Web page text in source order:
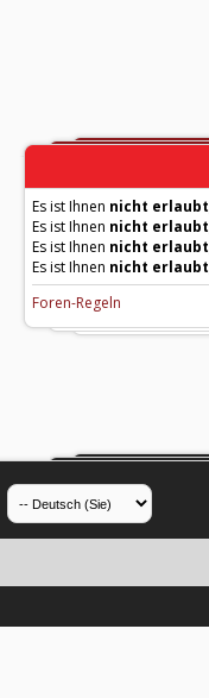
Es ist Ihnen nicht erlaubt
Es ist Ihnen nicht erlaubt
Es ist Ihnen nicht erlaubt
Es ist Ihnen nicht erlaubt
Foren-Regeln